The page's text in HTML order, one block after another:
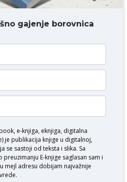
KOMENTAR
gajenje borovnica
e-knjiga, eknjiga, digitalna
je publikacija knjige u digitalnoj,
se sastoji od teksta i slika. Sa
preuzimanju E-knjige saglasan sam i
mejl adresu dobijam najvažnije